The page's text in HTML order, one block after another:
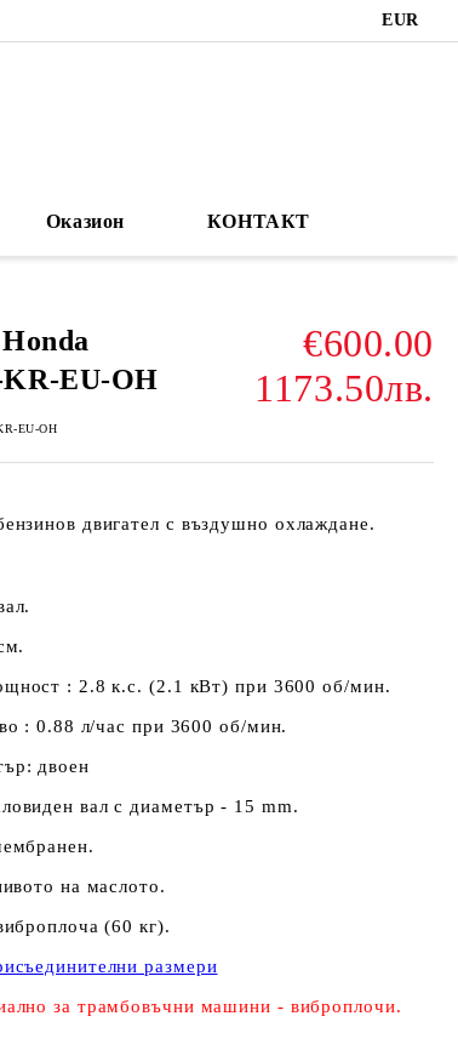
EUR
Оказион КОНТАКТ
KR-EU-OH
€600.00
1173.50лв.
EU-OH
двигател с въздушно охлаждане.
: 2.8 к.с. (2.1 кВт) при 3600 об/мин.
: 0.88 л/час при 3600 об/мин.
двоен
вал с диаметър - 15 mm.
на маслото.
(60 кг).
размери
за трамбовъчни машини - виброплочи.